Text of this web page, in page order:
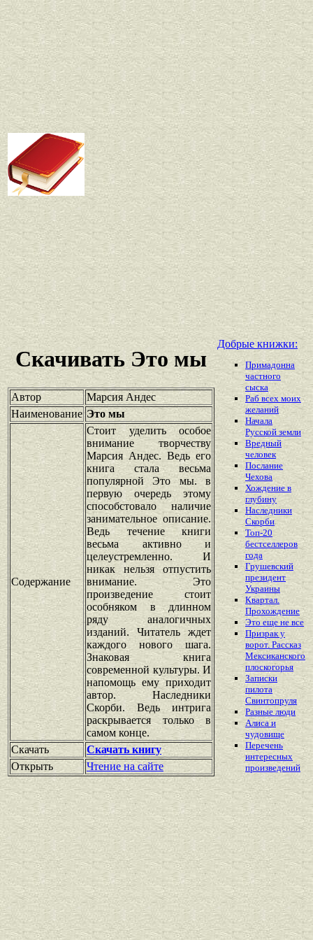
Скачивать Это мы
Автор
Марсия Андес
Наименование Это мы
Содержание
Стоит уделить особое
внимание творчеству
Марсия Андес. Ведь его
книга стала весьма
популярной Это мы. в
первую очередь этому
способстовало наличие
занимательное описание.
Ведь течение книги
весьма активно и
целеустремленно. И
никак нельзя отпустить
внимание. Это
произведение стоит
особняком в длинном
ряду аналогичных
изданий. Читатель ждет
каждого нового шага.
Знаковая книга
современной культуры. И
напомощь ему приходит
автор. Наследники
Скорби. Ведь интрига
раскрывается только в
самом конце.
Скачать
Скачать книгу
Открыть
Чтение на сайте
Добрые книжки:
Примадонна
частного
сыска
Раб всех моих
желаний
Начала
Русской земли
Вредный
человек
Послание
Чехова
Хождение в
глубину
Наследники
Скорби
Топ-20
бестселлеров
года
Грушевский
президент
Украины
Квартал.
Прохождение
Это еще не все
Призрак у
ворот. Рассказ
Мексиканского
плоскогорья
Записки
пилота
Свинтопруля
Разные люди
Алиса и
чудовище
Перечень
интересных
произведений